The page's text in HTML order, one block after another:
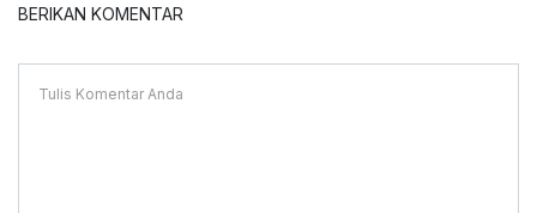
BERIKAN KOMENTAR